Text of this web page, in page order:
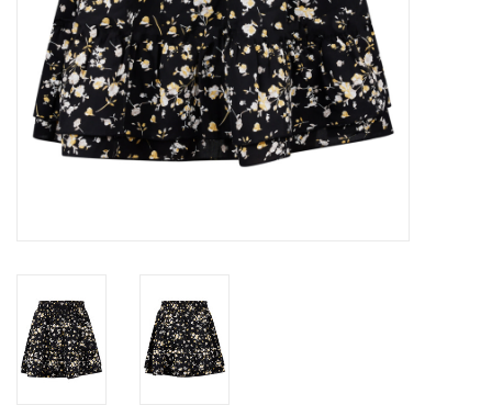
Cadeaubonnen
Merken
Cadeaubon